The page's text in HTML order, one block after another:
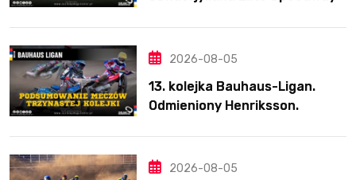
2026-08-05
13. kolejka Bauhaus-Ligan.
Odmieniony Henriksson.
2026-08-05